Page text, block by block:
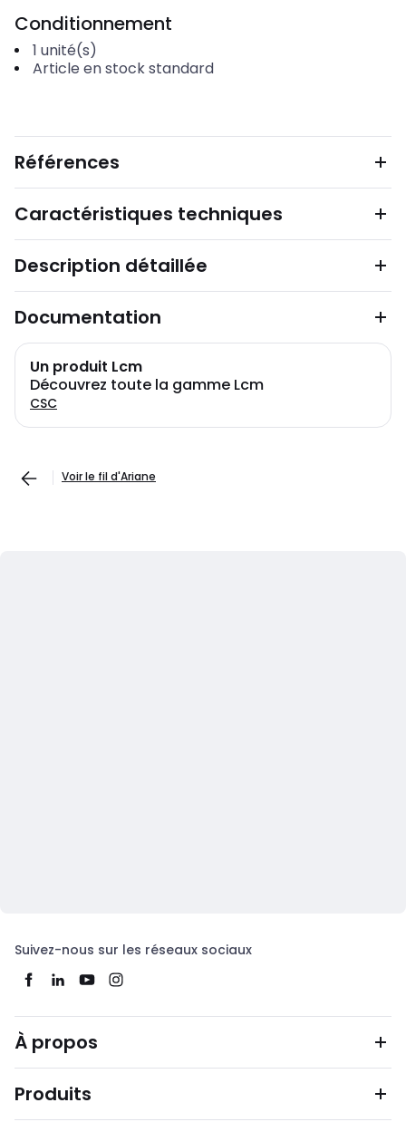
Conditionnement
1 unité(s)
Article en stock standard
Références
Caractéristiques techniques
Description détaillée
Documentation
Un produit Lcm
Découvrez toute la gamme Lcm
CSC
Voir le fil d'Ariane
Suivez-nous sur les réseaux sociaux
À propos
Produits